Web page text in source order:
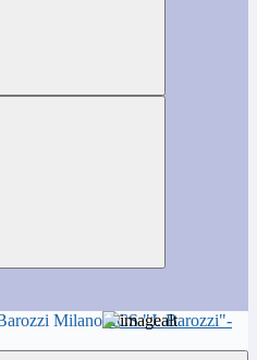
ICS "J. Barozzi"-